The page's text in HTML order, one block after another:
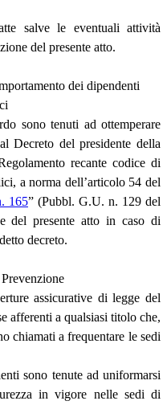
salve le eventuali attività
del presente atto.
dei dipendenti
sono tenuti ad ottemperare
Decreto del presidente della
recante codice di
a norma dell’articolo 54 del
165” (Pubbl. G.U. n. 129 del
del presente atto in caso di
decreto.
assicurative di legge del
afferenti a qualsiasi titolo che,
chiamati a frequentare le sedi
sono tenute ad uniformarsi
in vigore nelle sedi di